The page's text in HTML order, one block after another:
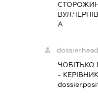
А
- КЕРІВНИК